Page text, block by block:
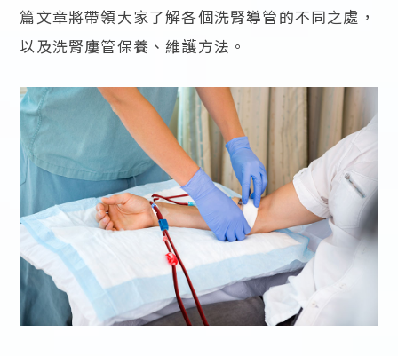
篇文章將帶領大家了解各個洗腎導管的不同之處，
以及洗腎廔管保養、維護方法。